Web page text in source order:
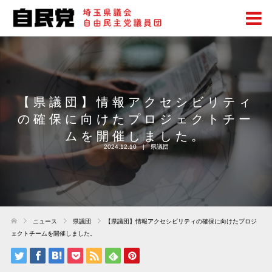
【県議団】情報アクセシビリティ
の確保に向けたプロジェクトチー
ムを開催しました。
2024.12.10 県議団
ニュース 県議団
【県議団】情報アクセシビリティの確保に向けたプロジ
ェクトチームを開催しました。